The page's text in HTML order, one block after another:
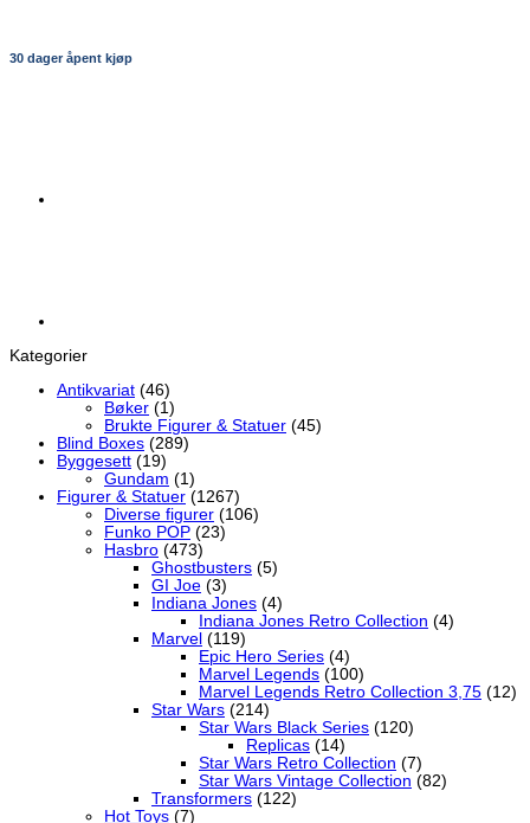
30 dager åpent kjøp
Kategorier
Antikvariat (46)
Bøker (1)
Brukte Figurer & Statuer (45)
Blind Boxes (289)
Byggesett (19)
Gundam (1)
Figurer & Statuer (1267)
Diverse figurer (106)
Funko POP (23)
Hasbro (473)
Ghostbusters (5)
GI Joe (3)
Indiana Jones (4)
Indiana Jones Retro Collection (4)
Marvel (119)
Epic Hero Series (4)
Marvel Legends (100)
Marvel Legends Retro Collection 3,75 (12)
Star Wars (214)
Star Wars Black Series (120)
Replicas (14)
Star Wars Retro Collection (7)
Star Wars Vintage Collection (82)
Transformers (122)
Hot Toys (7)